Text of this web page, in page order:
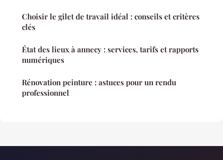
Choisir le gilet de travail idéal : conseils et critères
clés
État des lieux à annecy : services, tarifs et rapports
numériques
Rénovation peinture : astuces pour un rendu
professionnel